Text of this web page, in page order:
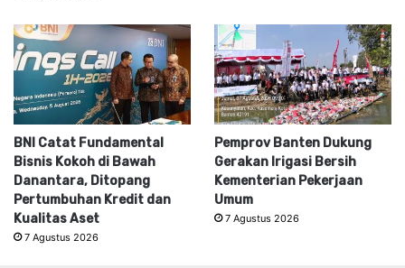
BNI Catat Fundamental
Bisnis Kokoh di Bawah
Danantara, Ditopang
Pertumbuhan Kredit dan
Kualitas Aset
7 Agustus 2026
Pemprov Banten Dukung
Gerakan Irigasi Bersih
Kementerian Pekerjaan
Umum
7 Agustus 2026